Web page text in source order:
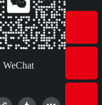
WeChat